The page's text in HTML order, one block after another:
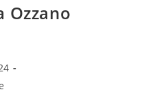
Ozzano